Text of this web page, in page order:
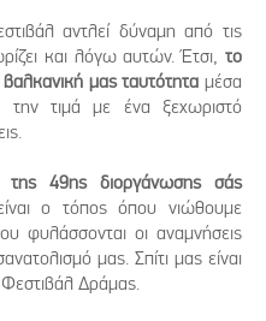
αντλεί δύναμη από τις
και λόγω αυτών. Έτσι, το
μας ταυτότητα μέσα
τιμά με ένα ξεχωριστό
49ης διοργάνωσης σάς
ο τόπος όπου νιώθουμε
φυλάσσονται οι αναμνήσεις
μας. Σπίτι μας είναι
Φεστιβάλ Δράμας.